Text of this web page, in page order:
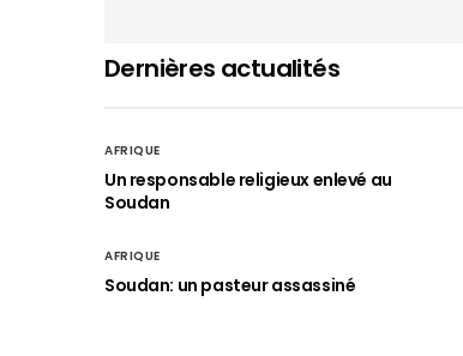
Dernières actualités
AFRIQUE
Un responsable religieux enlevé au
Soudan
AFRIQUE
Soudan: un pasteur assassiné